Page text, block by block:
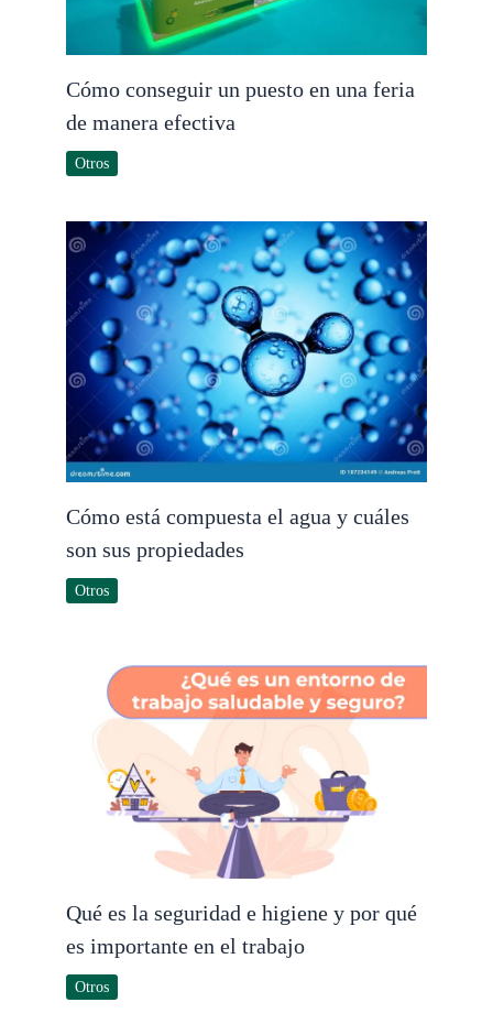
Cómo conseguir un puesto en una feria
de manera efectiva
Otros
Cómo está compuesta el agua y cuáles
son sus propiedades
Otros
Qué es la seguridad e higiene y por qué
es importante en el trabajo
Otros